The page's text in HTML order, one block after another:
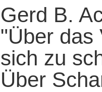
Gerd B.
"Über das
sich zu
Über